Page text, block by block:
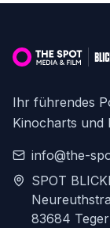
Ihr führendes
Kinocharts und
info@the-
SPOT
83684